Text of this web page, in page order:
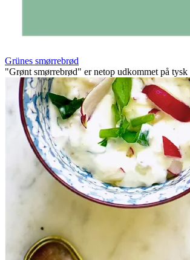
Grünes smørrebrød
"Grønt smørrebrød" er netop udkommet på tysk